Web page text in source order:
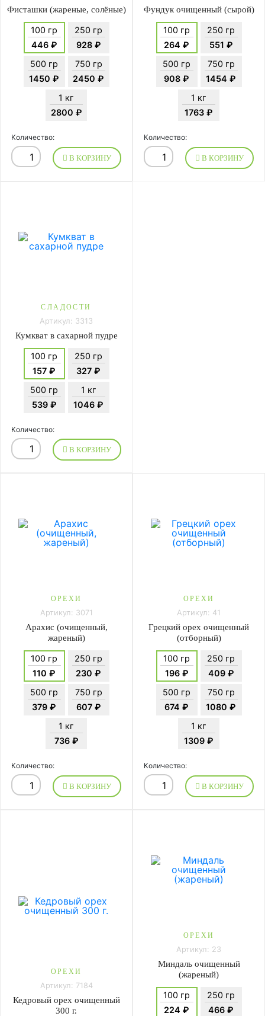
Фисташки (жареные, солёные)
100 гр
446 ₽
250 гр
928 ₽
500 гр
1450 ₽
750 гр
2450 ₽
1 кг
2800 ₽
Количество:
В КОРЗИНУ
Фундук очищенный (сырой)
100 гр
264 ₽
250 гр
551 ₽
500 гр
908 ₽
750 гр
1454 ₽
1 кг
1763 ₽
Количество:
В КОРЗИНУ
СЛАДОСТИ
Артикул: 3313
Кумкват в сахарной пудре
100 гр
157 ₽
250 гр
327 ₽
500 гр
539 ₽
1 кг
1046 ₽
Количество:
В КОРЗИНУ
ОРЕХИ
Артикул: 3071
Арахис (очищенный,
жареный)
100 гр
110 ₽
250 гр
230 ₽
500 гр
379 ₽
750 гр
607 ₽
1 кг
736 ₽
Количество:
В КОРЗИНУ
ОРЕХИ
Артикул: 41
Грецкий орех очищенный
(отборный)
100 гр
196 ₽
250 гр
409 ₽
500 гр
674 ₽
750 гр
1080 ₽
1 кг
1309 ₽
Количество:
В КОРЗИНУ
ОРЕХИ
Артикул: 7184
Кедровый орех очищенный
300 г.
ОРЕХИ
Артикул: 23
Миндаль очищенный
(жареный)
100 гр
224 ₽
250 гр
466 ₽